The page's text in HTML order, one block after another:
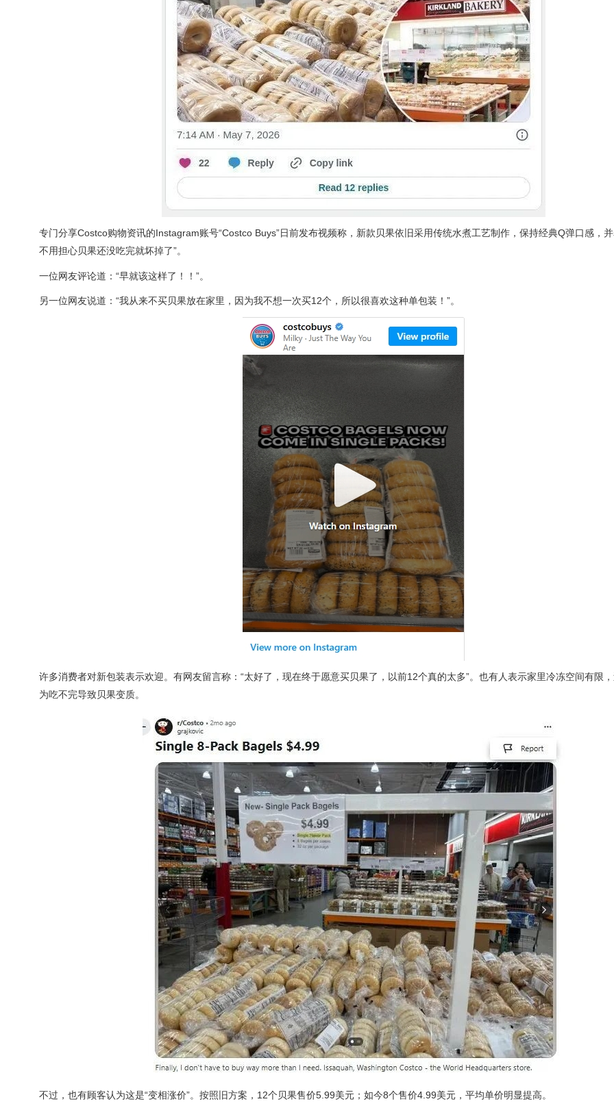
专门分享Costco购物资讯的Instagram账号“Costco Buys”日前发布视频称，新款贝果依旧采用传统水煮工艺制作，保持经典Q弹口感，
不用担心贝果还没吃完就坏掉了”。
一位网友评论道：“早就该这样了！！”。
另一位网友说道：“我从来不买贝果放在家里，因为我不想一次买12个，所以很喜欢这种单包装！”。
许多消费者对新包装表示欢迎。有网友留言称：“太好了，现在终于愿意买贝果了，以前12个真的太多”。也有人表示家里冷冻空间有限
为吃不完导致贝果变质。
不过，也有顾客认为这是“变相涨价”。按照旧方案，12个贝果售价5.99美元；如今8个售价4.99美元，平均单价明显提高。